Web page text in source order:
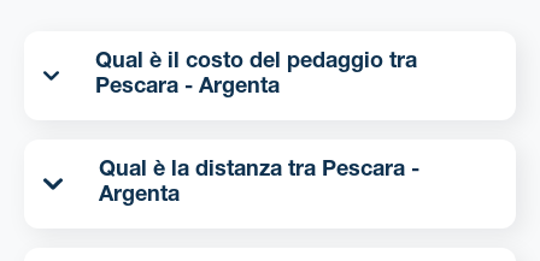
Qual è il costo del pedaggio tra
Pescara - Argenta
Qual è la distanza tra Pescara -
Argenta